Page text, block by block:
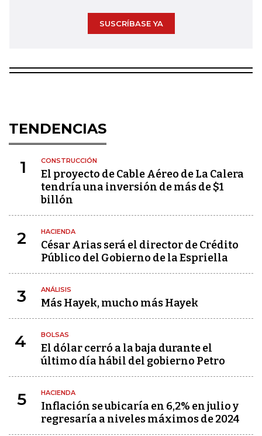
SUSCRÍBASE YA
TENDENCIAS
1 CONSTRUCCIÓN
El proyecto de Cable Aéreo de La Calera
tendría una inversión de más de $1
billón
2 HACIENDA
César Arias será el director de Crédito
Público del Gobierno de la Espriella
3 ANÁLISIS
Más Hayek, mucho más Hayek
4 BOLSAS
El dólar cerró a la baja durante el
último día hábil del gobierno Petro
5 HACIENDA
Inflación se ubicaría en 6,2% en julio y
regresaría a niveles máximos de 2024